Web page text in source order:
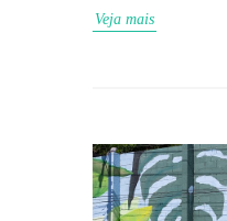
Veja mais